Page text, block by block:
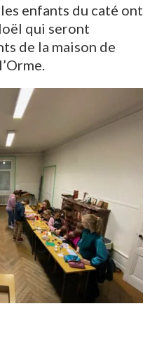
enfants du caté ont
qui seront
de la maison de